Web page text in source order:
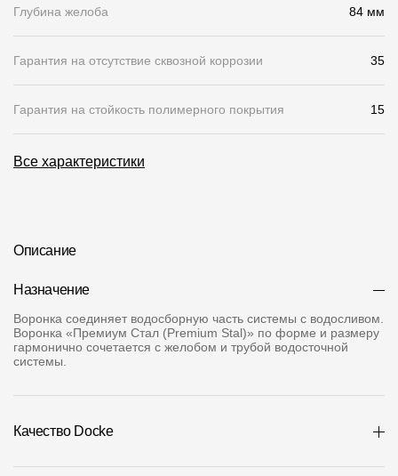
Качество фасадов
Отправка рекламации
Предложения по сотрудничеству
Вакансии
Алтайский край
8 800 100 71 45site@docke.ru
Глубина желоба 84 мм
Гарантия на отсутствие сквозной коррозии 35
Гарантия на стойкость полимерного покрытия 15
Все характеристики
Описание
Назначение
Воронка соединяет водосборную часть системы с водосливом.
Воронка «Премиум Стал (Premium Stal)» по форме и размеру
гармонично сочетается с желобом и трубой водосточной
системы.
Качество Docke